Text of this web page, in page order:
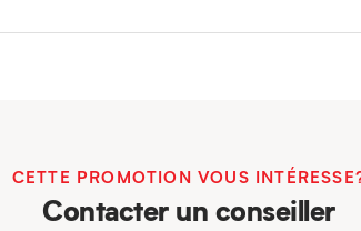
CETTE PROMOTION VOUS
Contacter un conseiller